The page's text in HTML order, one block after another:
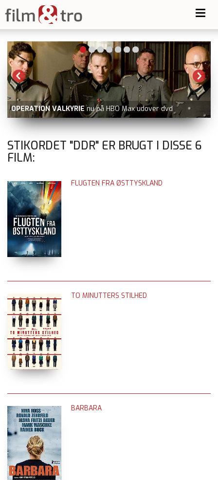
OPERATION VALKYRIE nu på HBO Max udover dvd
STIKORDET "DDR" ER BRUGT I DISSE 6
FILM:
FLUGTEN FRA ØSTTYSKLAND
TO MINUTTERS STILHED
BARBARA